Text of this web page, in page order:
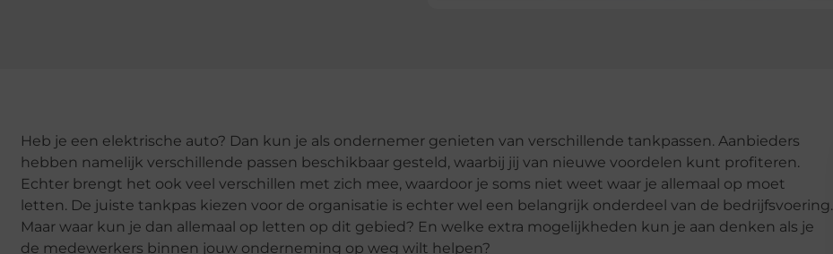
Heb je een elektrische auto? Dan kun je als ondernemer genieten van verschillende tankpassen. Aanbieders
hebben namelijk verschillende passen beschikbaar gesteld, waarbij jij van nieuwe voordelen kunt profiteren.
Echter brengt het ook veel verschillen met zich mee, waardoor je soms niet weet waar je allemaal op moet
letten. De juiste tankpas kiezen voor de organisatie is echter wel een belangrijk onderdeel van de bedrijfsvoering.
Maar waar kun je dan allemaal op letten op dit gebied? En welke extra mogelijkheden kun je aan denken als je
de medewerkers binnen jouw onderneming op weg wilt helpen?